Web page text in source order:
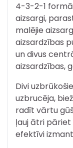
4-3-2-1
aizsargi,
malējie
aizsardzības
un divus
aizsardzības,
Divi
uzbrucēja,
radīt vārtu
ļauj ātri pāriet
efektīvi